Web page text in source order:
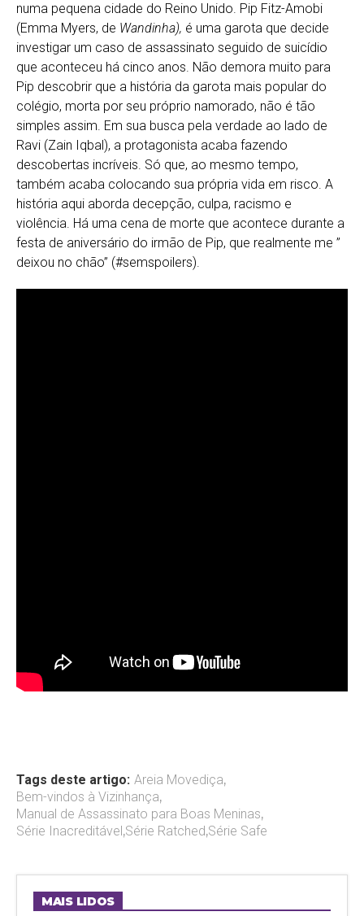
numa pequena cidade do Reino Unido. Pip Fitz-Amobi
(Emma Myers, de Wandinha), é uma garota que decide
investigar um caso de assassinato seguido de suicídio
que aconteceu há cinco anos. Não demora muito para
Pip descobrir que a história da garota mais popular do
colégio, morta por seu próprio namorado, não é tão
simples assim. Em sua busca pela verdade ao lado de
Ravi (Zain Iqbal), a protagonista acaba fazendo
descobertas incríveis. Só que, ao mesmo tempo,
também acaba colocando sua própria vida em risco. A
história aqui aborda decepção, culpa, racismo e
violência. Há uma cena de morte que acontece durante a
festa de aniversário do irmão de Pip, que realmente me ”
deixou no chão” (#semspoilers).
Tags deste artigo: Areia Movediça,
Bem-vindos à Vizinhança,
Manual de Assassinato para Boas Meninas,
Série Inacreditável ,Série Ratched,Série Safe
MAIS LIDOS